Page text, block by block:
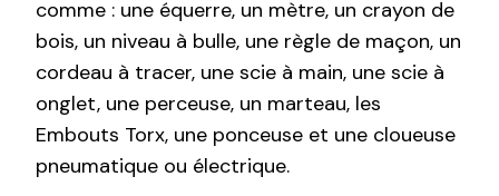
comme : une équerre, un mètre, un crayon de
bois, un niveau à bulle, une règle de maçon, un
cordeau à tracer, une scie à main, une scie à
onglet, une perceuse, un marteau, les
Embouts Torx, une ponceuse et une cloueuse
pneumatique ou électrique.